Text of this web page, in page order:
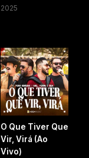
2025
O Que Tiver Que
Vir, Virá (Ao
Vivo)